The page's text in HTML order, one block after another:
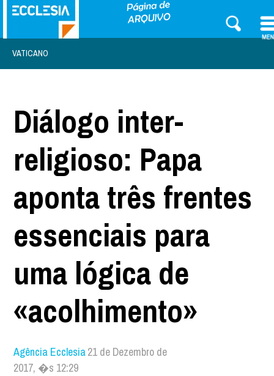
VATICANO
Diálogo inter-
religioso: Papa
aponta três frentes
essenciais para
uma lógica de
«acolhimento»
Agência Ecclesia21 de Dezembro de
2017, �s 12:29